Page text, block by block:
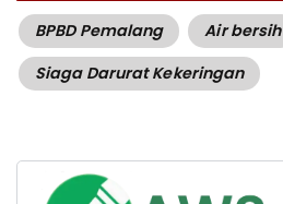
BPBD Pemalang
Air bersih
Siaga Darurat Kekeringan